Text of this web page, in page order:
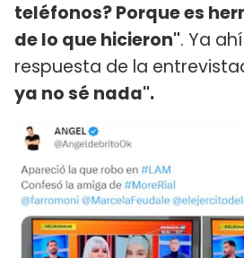
teléfonos? Porque es
de lo que hicieron". Ya
respuesta de la
ya no sé nada".